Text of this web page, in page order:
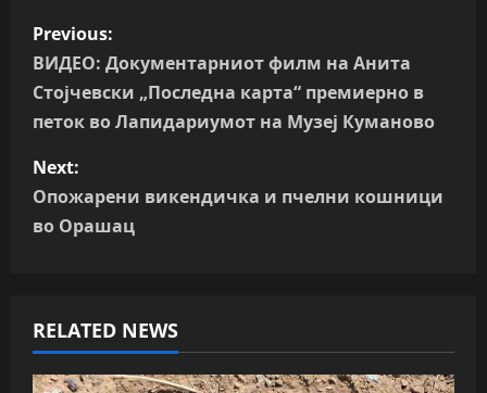
P
o
s
t
n
i
Previous:
ВИДЕО: Документарниот филм на Анита
Стојчевски „Последна карта“ премиерно в
петок во Лапидариумот на Музеј Куманово
Next:
Опожарени викендичка и пчелни кошници
во Орашац
RELATED NEWS